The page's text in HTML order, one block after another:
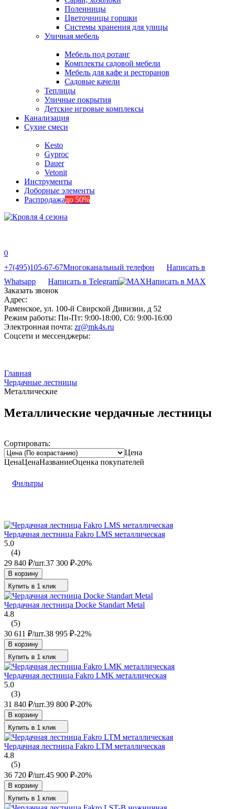
Поленницы
Цветочницы горшки
Системы хранения для улицы
Уличная мебель
Мебель под ротанг
Комплекты садовой мебели
Мебель для кафе и ресторанов
Садовые качели
Теплицы
Уличные покрытия
Детские игровые комплексы
Канализация
Сухие смеси
Kesto
Gyproc
Dauer
Vetonit
Инструменты
Доборные элементы
Распродажадо 50%
0
+7(495)105-67-67Многоканальный телефон
Написать в
Whatsapp
Написать в Telegram
Написать в MAX
Заказать звонок
Адрес:
Раменское, ул. 100-й Свирской Дивизии, д 52
Режим работы: Пн-Пт: 9:00-18:00, Сб: 9:00-16:00
Электронная почта: zr@mk4s.ru
Соцсети и мессенджеры:
Главная
Чердачные лестницы
Металлические
Металлические чердачные лестницы
Сортировать:
Цена
ЦенаЦенаНазваниеОценка покупателей
Фильтры
Чердачная лестница Fakro LMS металлическая
5.0
(4)
29 840 ₽/шт.37 300 ₽-20%
В корзину
Купить в 1 клик
Чердачная лестница Docke Standart Metal
4.8
(5)
30 611 ₽/шт.38 995 ₽-22%
В корзину
Купить в 1 клик
Чердачная лестница Fakro LMK металлическая
5.0
(3)
31 840 ₽/шт.39 800 ₽-20%
В корзину
Купить в 1 клик
Чердачная лестница Fakro LTM металлическая
4.8
(5)
36 720 ₽/шт.45 900 ₽-20%
В корзину
Купить в 1 клик